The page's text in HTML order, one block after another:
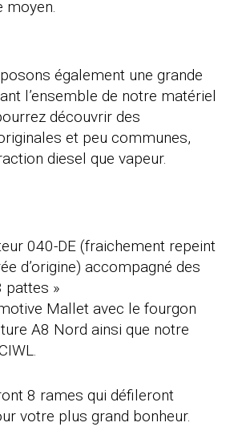
moyen.
également une grande
l’ensemble de notre matériel
découvrir des
et peu communes,
diesel que vapeur.
040-DE (fraichement repeint
d’origine) accompagné des
pattes »
Mallet avec le fourgon
A8 Nord ainsi que notre
8 rames qui défileront
votre plus grand bonheur.